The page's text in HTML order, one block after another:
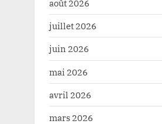
août 2026
juillet 2026
juin 2026
mai 2026
avril 2026
mars 2026